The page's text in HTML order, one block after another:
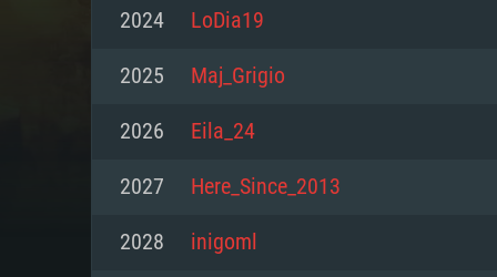
2024 LoDia19
2025 Maj_Grigio
2026 Eila_24
2027 Here_Since_2013
2028 inigoml